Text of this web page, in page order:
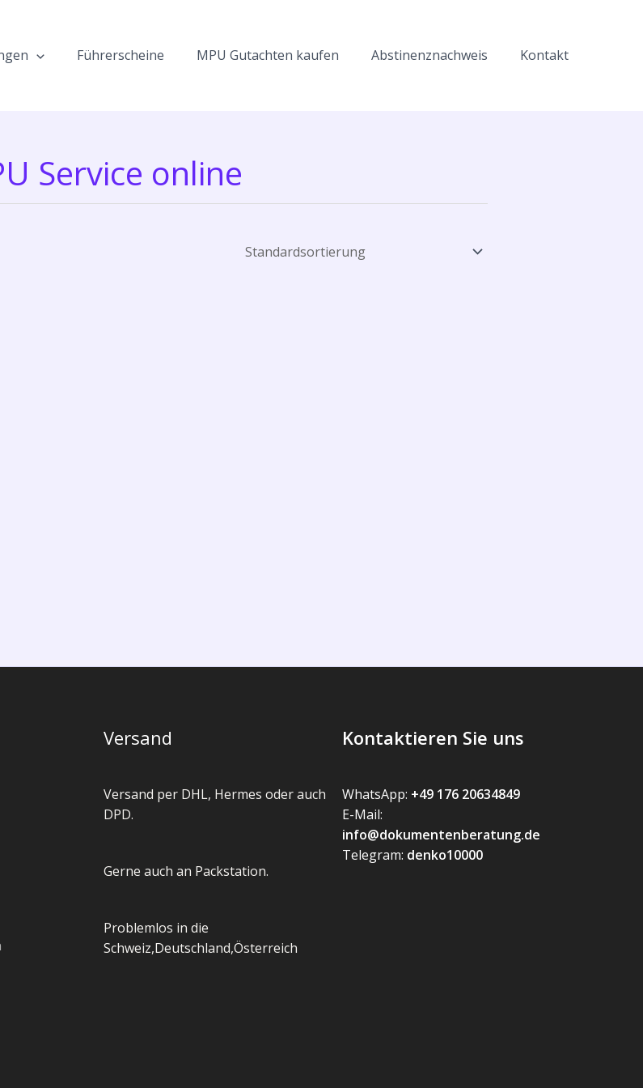
Führerscheine MPU Gutachten kaufen Abstinenznachweis Kontakt
Service online
Versand
Versand per DHL, Hermes oder auch
DPD.
Gerne auch an Packstation.
Problemlos in die
Schweiz,Deutschland,Österreich
Kontaktieren Sie uns
WhatsApp: +49 176 20634849
E-Mail:
info@dokumentenberatung.de
Telegram: denko10000